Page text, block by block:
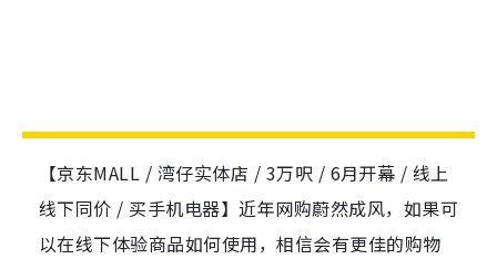
【京东MALL / 湾仔实体店 / 3万呎 / 6月开幕 / 线上
线下同价 / 买手机电器】近年网购蔚然成风，如果可
以在线下体验商品如何使用，相信会有更佳的购物